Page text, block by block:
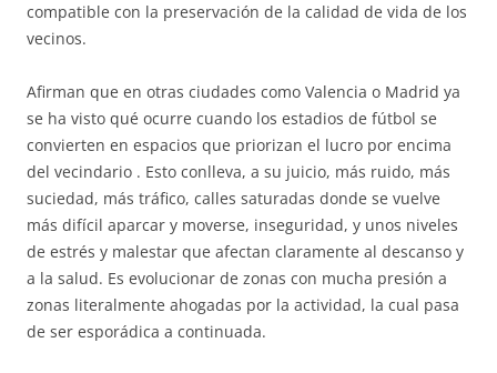
compatible con la preservación de la calidad de vida de los
vecinos.
Afirman que en otras ciudades como Valencia o Madrid ya
se ha visto qué ocurre cuando los estadios de fútbol se
convierten en espacios que priorizan el lucro por encima
del vecindario . Esto conlleva, a su juicio, más ruido, más
suciedad, más tráfico, calles saturadas donde se vuelve
más difícil aparcar y moverse, inseguridad, y unos niveles
de estrés y malestar que afectan claramente al descanso y
a la salud. Es evolucionar de zonas con mucha presión a
zonas literalmente ahogadas por la actividad, la cual pasa
de ser esporádica a continuada.